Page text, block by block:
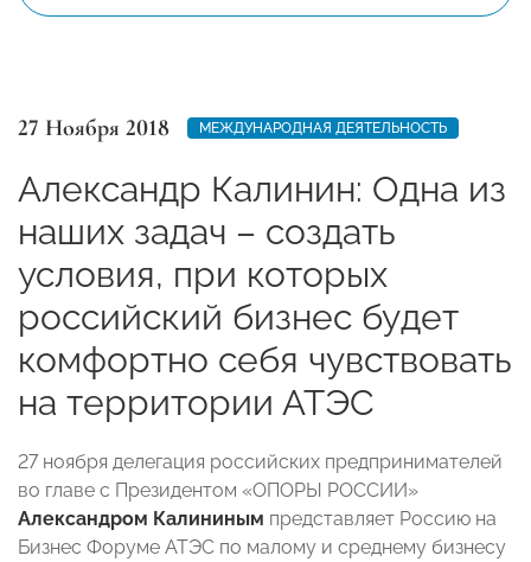
27 Ноября 2018 МЕЖДУНАРОДНАЯ ДЕЯТЕЛЬНОСТЬ
Александр Калинин: Одна из
наших задач – создать
условия, при которых
российский бизнес будет
комфортно себя чувствовать
на территории АТЭС
27 ноября делегация российских предпринимателей
во главе с Президентом «ОПОРЫ РОССИИ»
Александром Калининым представляет Россию на
Бизнес Форуме АТЭС по малому и среднему бизнесу